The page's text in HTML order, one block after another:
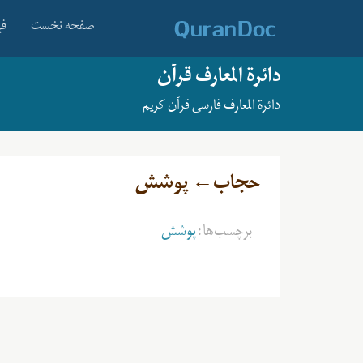
صفحه نخست
دائرة المعارف قرآن
دائرة المعارف فارسی قرآن کریم
حجاب← پوشش
برچسب‌ها:پوشش